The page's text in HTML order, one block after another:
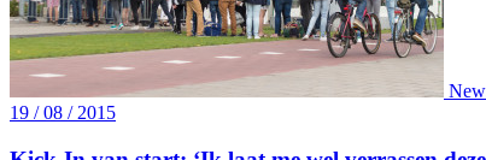
19 / 08 / 2015